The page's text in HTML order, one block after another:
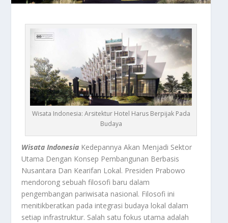
Wisata Indonesia: Arsitektur Hotel Harus Berpijak Pada
Budaya
Wisata Indonesia Kedepannya Akan Menjadi Sektor
Utama Dengan Konsep Pembangunan Berbasis
Nusantara Dan Kearifan Lokal. Presiden Prabowo
mendorong sebuah filosofi baru dalam
pengembangan pariwisata nasional. Filosofi ini
menitikberatkan pada integrasi budaya lokal dalam
setiap infrastruktur. Salah satu fokus utama adalah